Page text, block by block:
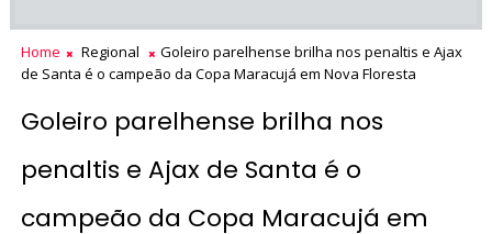
Home Regional
Goleiro parelhense brilha nos penaltis e Ajax
de Santa é o campeão da Copa Maracujá em Nova Floresta
Goleiro parelhense brilha nos
penaltis e Ajax de Santa é o
campeão da Copa Maracujá em